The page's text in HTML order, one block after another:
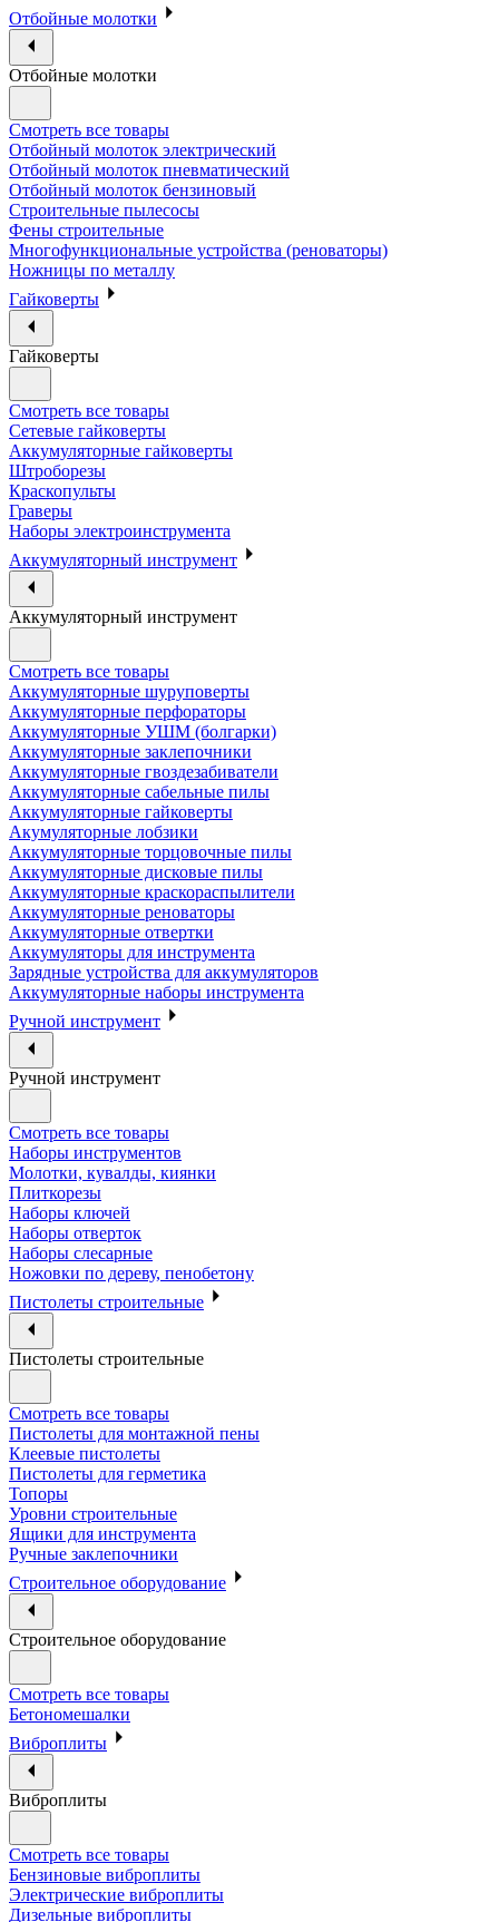
Отбойные молотки
Отбойные молотки
Смотреть все товары
Отбойный молоток электрический
Отбойный молоток пневматический
Отбойный молоток бензиновый
Строительные пылесосы
Фены строительные
Многофункциональные устройства (реноваторы)
Ножницы по металлу
Гайковерты
Гайковерты
Смотреть все товары
Сетевые гайковерты
Аккумуляторные гайковерты
Штроборезы
Краскопульты
Граверы
Наборы электроинструмента
Аккумуляторный инструмент
Аккумуляторный инструмент
Смотреть все товары
Аккумуляторные шуруповерты
Аккумуляторные перфораторы
Аккумуляторные УШМ (болгарки)
Аккумуляторные заклепочники
Аккумуляторные гвоздезабиватели
Аккумуляторные сабельные пилы
Аккумуляторные гайковерты
Акумуляторные лобзики
Аккумуляторные торцовочные пилы
Аккумуляторные дисковые пилы
Аккумуляторные краскораспылители
Аккумуляторные реноваторы
Аккумуляторные отвертки
Аккумуляторы для инструмента
Зарядные устройства для аккумуляторов
Аккумуляторные наборы инструмента
Ручной инструмент
Ручной инструмент
Смотреть все товары
Наборы инструментов
Молотки, кувалды, киянки
Плиткорезы
Наборы ключей
Наборы отверток
Наборы слесарные
Ножовки по дереву, пенобетону
Пистолеты строительные
Пистолеты строительные
Смотреть все товары
Пистолеты для монтажной пены
Клеевые пистолеты
Пистолеты для герметика
Топоры
Уровни строительные
Ящики для инструмента
Ручные заклепочники
Строительное оборудование
Строительное оборудование
Смотреть все товары
Бетономешалки
Виброплиты
Виброплиты
Смотреть все товары
Бензиновые виброплиты
Электрические виброплиты
Дизельные виброплиты